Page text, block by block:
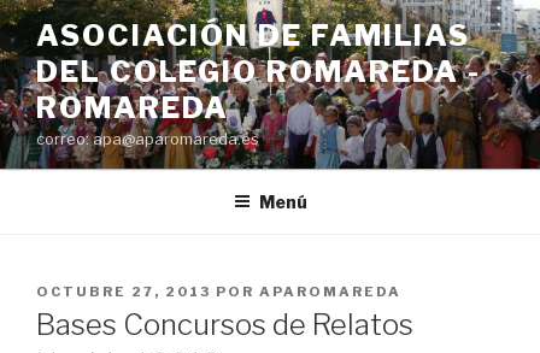
Saltar
al
contenido
ASOCIACIÓN DE FAMILIAS
DEL COLEGIO ROMAREDA -
ROMAREDA
correo: apa@aparomareda.es
Menú
PUBLICADO
EL
OCTUBRE 27, 2013 POR APAROMAREDA
Bases Concursos de Relatos